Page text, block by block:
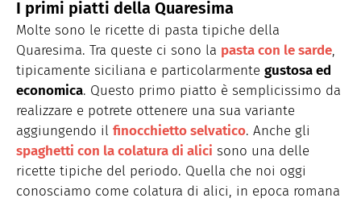
I primi piatti della Quaresima
Molte sono le ricette di pasta tipiche della
Quaresima. Tra queste ci sono la pasta con le sarde,
tipicamente siciliana e particolarmente gustosa ed
economica. Questo primo piatto è semplicissimo da
realizzare e potrete ottenere una sua variante
aggiungendo il finocchietto selvatico. Anche gli
spaghetti con la colatura di alici sono una delle
ricette tipiche del periodo. Quella che noi oggi
conosciamo come colatura di alici, in epoca romana